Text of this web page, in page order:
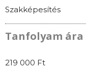
Szakképesítés
Tanfolyam ára
219 000 Ft